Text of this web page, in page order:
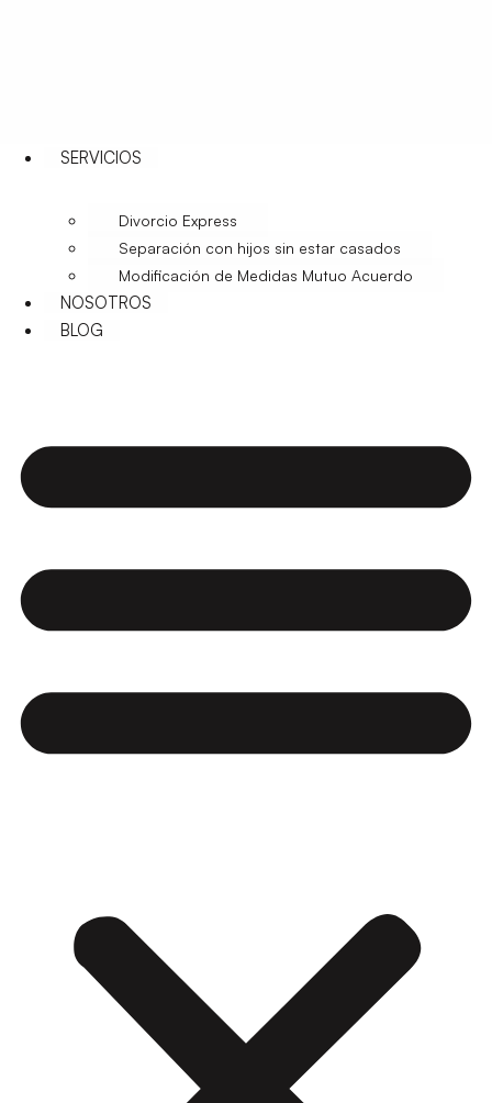
SERVICIOS
Divorcio Express
Separación con hijos sin estar casados
Modificación de Medidas Mutuo Acuerdo
NOSOTROS
BLOG